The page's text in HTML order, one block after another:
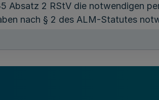
Absatz 2 RStV die notwendigen
nach § 2 des ALM-Statutes